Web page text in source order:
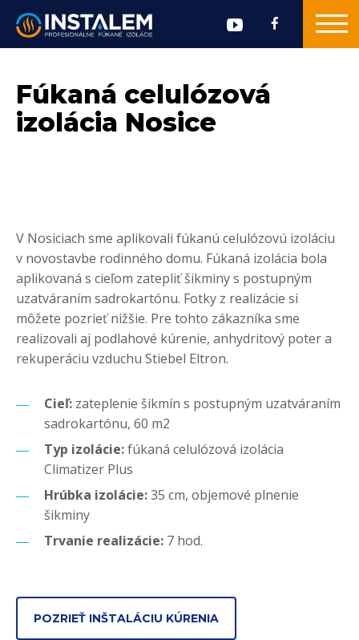
Fúkaná celulózová
izolácia Nosice
V Nosiciach sme aplikovali fúkanú celulózovú izoláciu
v novostavbe rodinného domu. Fúkaná izolácia bola
aplikovaná s cieľom zatepliť šikminy s postupným
uzatváraním sadrokartónu. Fotky z realizácie si
môžete pozrieť nižšie. Pre tohto zákazníka sme
realizovali aj podlahové kúrenie, anhydritový poter a
rekuperáciu vzduchu Stiebel Eltron.
Cieľ: zateplenie šikmín s postupným uzatváraním
sadrokartónu, 60 m2
Typ izolácie:fúkaná celulózová izolácia
Climatizer Plus
Hrúbka izolácie:35 cm, objemové plnenie
šikminy
Trvanie realizácie: 7 hod.
POZRIEŤ INŠTALÁCIU KÚRENIA